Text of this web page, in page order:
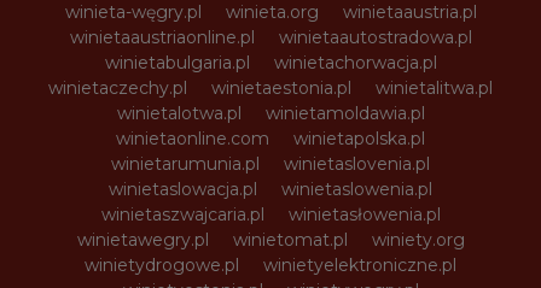
winieta-węgry.pl
winieta.org
winietaaustria.pl
winietaaustriaonline.pl
winietaautostradowa.pl
winietabulgaria.pl
winietachorwacja.pl
winietaczechy.pl
winietaestonia.pl
winietalitwa.pl
winietalotwa.pl
winietamoldawia.pl
winietaonline.com
winietapolska.pl
winietarumunia.pl
winietaslovenia.pl
winietaslowacja.pl
winietaslowenia.pl
winietaszwajcaria.pl
winietasłowenia.pl
winietawegry.pl
winietomat.pl
winiety.org
winietydrogowe.pl
winietyelektroniczne.pl